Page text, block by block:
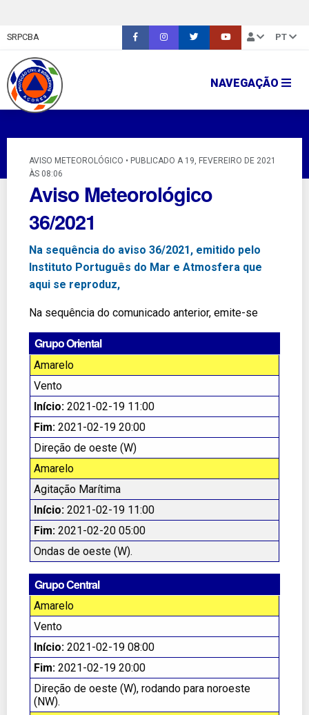
SRPCBA PT
NAVEGAÇÃO
AVISO METEOROLÓGICO • PUBLICADO A 19, FEVEREIRO DE 2021
ÀS 08:06
Aviso Meteorológico
36/2021
Na sequência do aviso 36/2021, emitido pelo
Instituto Português do Mar e Atmosfera que
aqui se reproduz,
Na sequência do comunicado anterior, emite-se
Grupo Oriental
Amarelo
Vento
Início: 2021-02-19 11:00
Fim: 2021-02-19 20:00
Direção de oeste (W)
Amarelo
Agitação Marítima
Início: 2021-02-19 11:00
Fim: 2021-02-20 05:00
Ondas de oeste (W).
Grupo Central
Amarelo
Vento
Início: 2021-02-19 08:00
Fim: 2021-02-19 20:00
Direção de oeste (W), rodando para noroeste
(NW).